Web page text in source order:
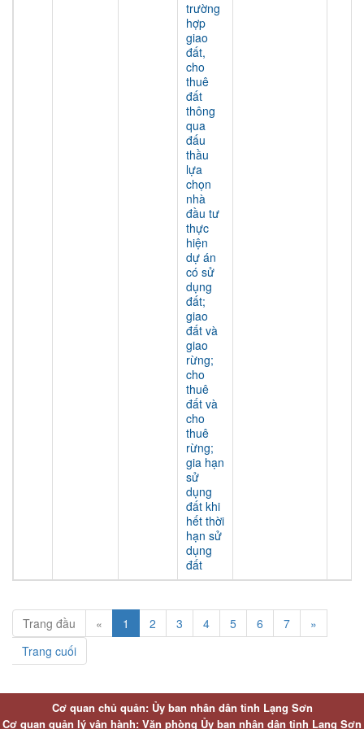
trường
hợp
giao
đất,
cho
thuê
đất
thông
qua
đấu
thầu
lựa
chọn
nhà
đầu tư
thực
hiện
dự án
có sử
dụng
đất;
giao
đất và
giao
rừng;
cho
thuê
đất và
cho
thuê
rừng;
gia hạn
sử
dụng
đất khi
hết thời
hạn sử
dụng
đất
Trang đầu « 1 2 3 4 5 6 7
»
Trang cuối
Cơ quan chủ quản: Ủy ban nhân dân tỉnh Lạng Sơn
Cơ quan quản lý vận hành: Văn phòng Ủy ban nhân dân tỉnh Lạng Sơn